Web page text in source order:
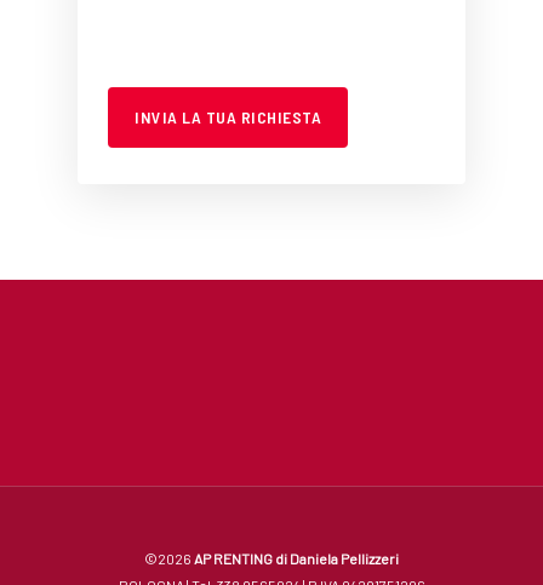
©2026 AP RENTING di Daniela Pellizzeri